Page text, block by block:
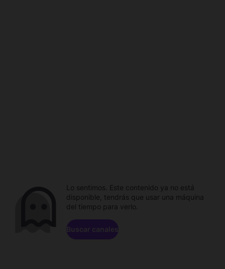
Lo sentimos. Este contenido ya no está
disponible, tendrás que usar una máquina
del tiempo para verlo.
Buscar canales